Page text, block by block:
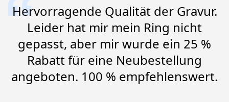
Hervorragende Qualität der Gravur.
Leider hat mir mein Ring nicht
gepasst, aber mir wurde ein 25 %
Rabatt für eine Neubestellung
angeboten. 100 % empfehlenswert.